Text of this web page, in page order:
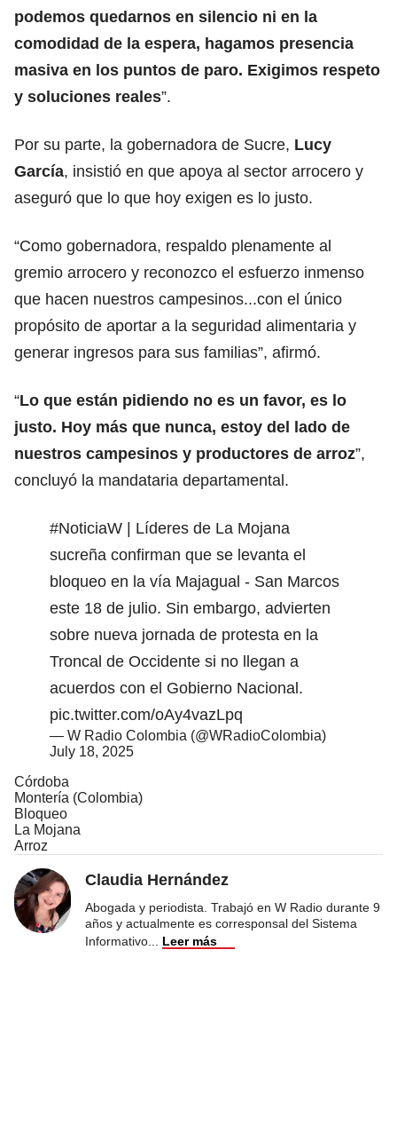
podemos quedarnos en silencio ni en la
comodidad de la espera, hagamos presencia
masiva en los puntos de paro. Exigimos respeto
y soluciones reales”.
Por su parte, la gobernadora de Sucre, Lucy
García, insistió en que apoya al sector arrocero y
aseguró que lo que hoy exigen es lo justo.
“Como gobernadora, respaldo plenamente al
gremio arrocero y reconozco el esfuerzo inmenso
que hacen nuestros campesinos...con el único
propósito de aportar a la seguridad alimentaria y
generar ingresos para sus familias”, afirmó.
“Lo que están pidiendo no es un favor, es lo
justo. Hoy más que nunca, estoy del lado de
nuestros campesinos y productores de arroz”,
concluyó la mandataria departamental.
#NoticiaW | Líderes de La Mojana
sucreña confirman que se levanta el
bloqueo en la vía Majagual - San Marcos
este 18 de julio. Sin embargo, advierten
sobre nueva jornada de protesta en la
Troncal de Occidente si no llegan a
acuerdos con el Gobierno Nacional.
pic.twitter.com/oAy4vazLpq
— W Radio Colombia (@WRadioColombia)
July 18, 2025
Córdoba
Montería (Colombia)
Bloqueo
La Mojana
Arroz
Claudia Hernández
Abogada y periodista. Trabajó en W Radio durante 9
años y actualmente es corresponsal del Sistema
Informativo
Leer más